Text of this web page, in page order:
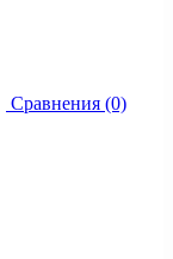
Сравнения (0)